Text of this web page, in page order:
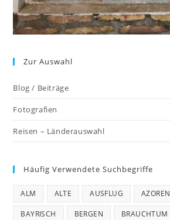
Zur Auswahl
Blog / Beiträge
Fotografien
Reisen – Länderauswahl
Häufig Verwendete Suchbegriffe
ALM ALTE AUSFLUG AZOREN
BAYRISCH BERGEN BRAUCHTUM